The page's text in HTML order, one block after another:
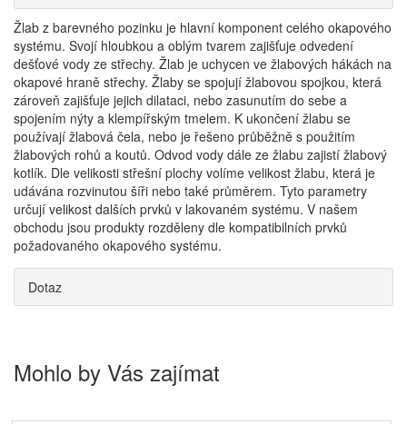
Žlab z barevného pozinku je hlavní komponent celého okapového
systému. Svojí hloubkou a oblým tvarem zajišťuje odvedení
dešťové vody ze střechy. Žlab je uchycen ve žlabových hákách na
okapové hraně střechy. Žlaby se spojují žlabovou spojkou, která
zároveň zajišťuje jejich dilataci, nebo zasunutím do sebe a
spojením nýty a klempířským tmelem. K ukončení žlabu se
používají žlabová čela, nebo je řešeno průběžně s použitím
žlabových rohů a koutů. Odvod vody dále ze žlabu zajistí žlabový
kotlík. Dle velikosti střešní plochy volíme velikost žlabu, která je
udávána rozvinutou šíři nebo také průměrem. Tyto parametry
určují velikost dalších prvků v lakovaném systému. V našem
obchodu jsou produkty rozděleny dle kompatibilních prvků
požadovaného okapového systému.
Dotaz
Mohlo by Vás zajímat